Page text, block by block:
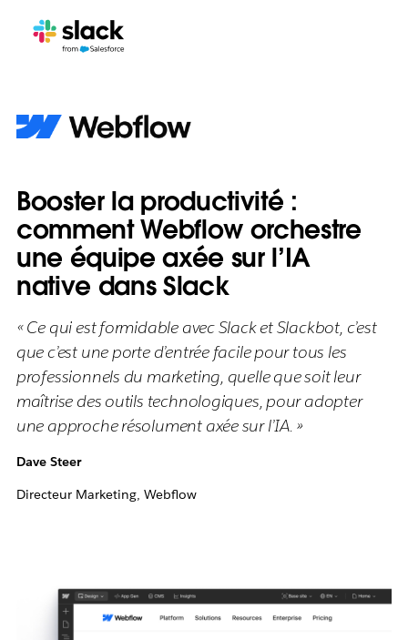
Booster la productivité :
comment Webflow orchestre
une équipe axée sur l’IA
native dans Slack
« Ce qui est formidable avec Slack et Slackbot, c’est
que c’est une porte d’entrée facile pour tous les
professionnels du marketing, quelle que soit leur
maîtrise des outils technologiques, pour adopter
une approche résolument axée sur l’IA. »
Dave Steer
Directeur Marketing, Webflow